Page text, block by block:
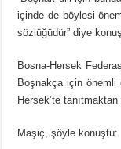
içinde de böylesi
sözlüğüdür” diye
Bosna-Hersek
Boşnakça için önemli
Hersek’te
Maşiç, şöyle konuştu: